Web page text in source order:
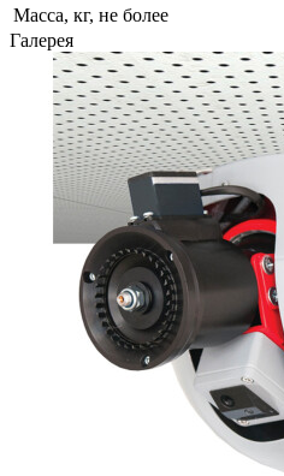
Масса, кг, не более
Галерея